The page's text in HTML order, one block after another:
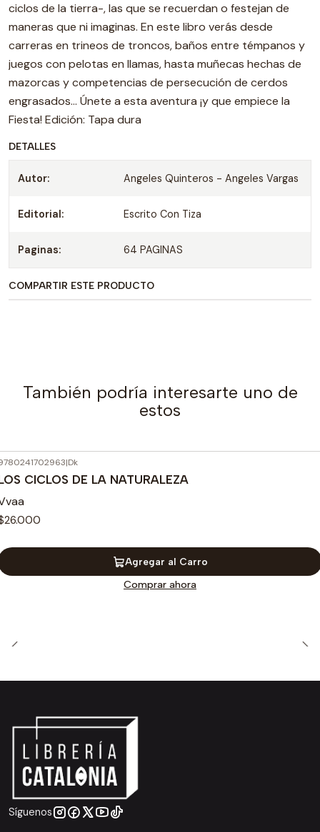
ciclos de la tierra-, las que se recuerdan o festejan de
maneras que ni imaginas. En este libro verás desde
carreras en trineos de troncos, baños entre témpanos y
juegos con pelotas en llamas, hasta muñecas hechas de
mazorcas y competencias de persecución de cerdos
engrasados... Únete a esta aventura ¡y que empiece la
Fiesta! Edición: Tapa dura
DETALLES
Autor: Angeles Quinteros - Angeles Vargas
Editorial: Escrito Con Tiza
Paginas: 64 PAGINAS
COMPARTIR ESTE PRODUCTO
También podría interesarte uno de
estos
|Dk
CICLOS DE LA NATURALEZA
Agregar al Carro
Comprar ahora
Síguenos